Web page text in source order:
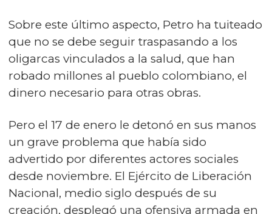
Sobre este último aspecto, Petro ha tuiteado
que no se debe seguir traspasando a los
oligarcas vinculados a la salud, que han
robado millones al pueblo colombiano, el
dinero necesario para otras obras.
Pero el 17 de enero le detonó en sus manos
un grave problema que había sido
advertido por diferentes actores sociales
desde noviembre. El Ejército de Liberación
Nacional, medio siglo después de su
creación, desplegó una ofensiva armada en